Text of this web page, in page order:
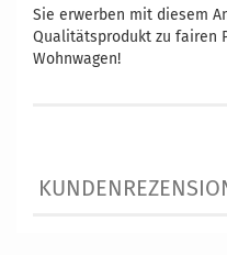
Sie erwerben mit diesem
Qualitätsprodukt zu fairen
Wohnwagen!